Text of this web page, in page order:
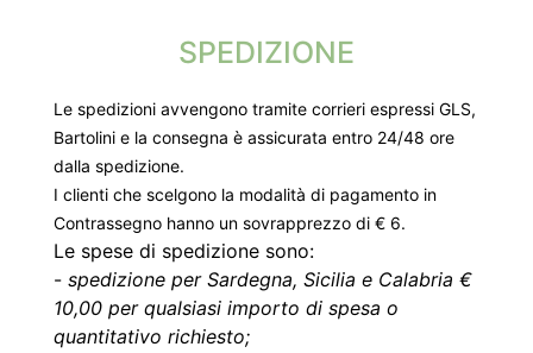
SPEDIZIONE
Le spedizioni avvengono tramite corrieri espressi GLS,
Bartolini e la consegna è assicurata entro 24/48 ore
dalla spedizione.
I clienti che scelgono la modalità di pagamento in
Contrassegno hanno un sovrapprezzo di € 6.
Le spese di spedizione sono:
- spedizione per Sardegna, Sicilia e Calabria €
10,00 per qualsiasi importo di spesa o
quantitativo richiesto;